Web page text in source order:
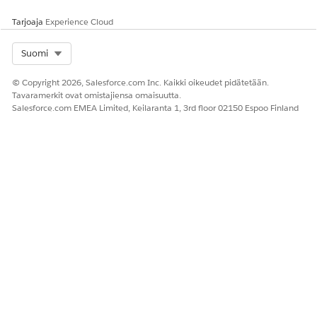
Tarjoaja Experience Cloud
Suomi
© Copyright 2026, Salesforce.com Inc. Kaikki oikeudet pidätetään.
Tavaramerkit ovat omistajiensa omaisuutta.
Salesforce.com EMEA Limited, Keilaranta 1, 3rd floor 02150 Espoo Finland